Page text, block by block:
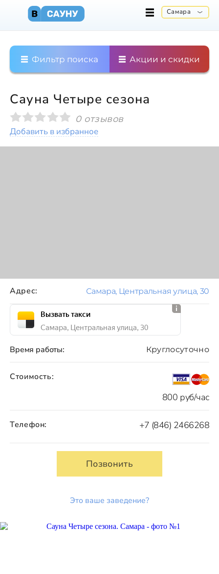
Самара
Фильтр поиска Акции и скидки
Сауна Четыре сезона
0 отзывов
Добавить в избранное
Стоимость:
800 руб/час
Время работы: Круглосуточно
Телефон: +7 (846) 2466268
Позвонить
Это ваше заведение?
Адрес: Самара, Центральная улица, 30
Вызвать такси
Самара, Центральная улица, 30